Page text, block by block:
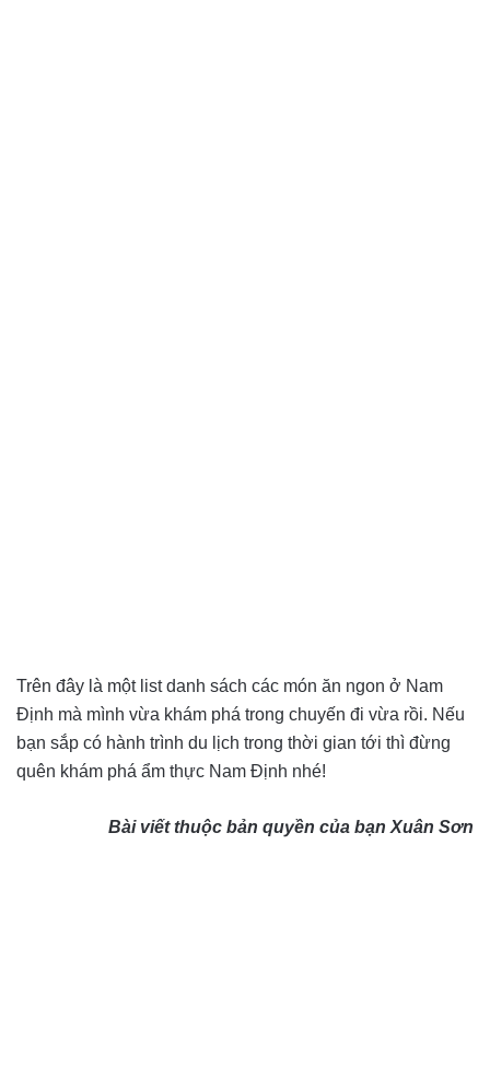
Trên đây là một list danh sách các món ăn ngon ở Nam
Định mà mình vừa khám phá trong chuyến đi vừa rồi. Nếu
bạn sắp có hành trình du lịch trong thời gian tới thì đừng
quên khám phá ẩm thực Nam Định nhé!
Bài viết thuộc bản quyền của bạn Xuân Sơn